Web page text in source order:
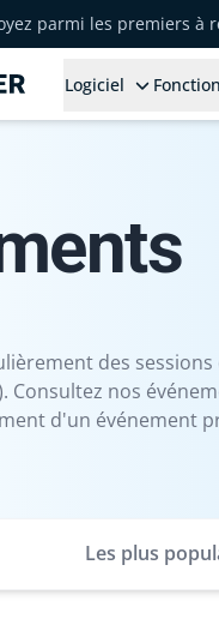
parmi les premiers à
Logiciel
des
Consultez nos
d'un événement
Les plus